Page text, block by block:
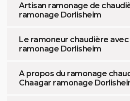
Artisan ramonage de
ramonage Dorlisheim
Le ramoneur chaudière avec
ramonage Dorlisheim
A propos du ramonage
Chaagar ramonage